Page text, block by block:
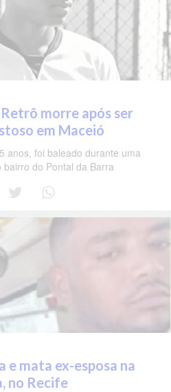
morre após ser
em Maceió
anos, foi baleado durante uma
do Pontal da Barra
e mata ex-esposa na
no Recife